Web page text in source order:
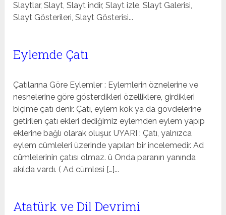
Slaytlar, Slayt, Slayt indir, Slayt izle, Slayt Galerisi,
Slayt Gösterileri, Slayt Gösterisi...
Eylemde Çatı
Çatılarına Göre Eylemler : Eylemlerin öznelerine ve
nesnelerine göre gösterdikleri özelliklere, girdikleri
biçime çatı denir. Çatı, eylem kök ya da gövdelerine
getirilen çatı ekleri dediğimiz eylemden eylem yapıp
eklerine bağlı olarak oluşur. UYARI : Çatı, yalnızca
eylem cümleleri üzerinde yapılan bir incelemedir. Ad
cümlelerinin çatısı olmaz. ü Onda paranın yanında
akılda vardı. ( Ad cümlesi […]...
Atatürk ve Dil Devrimi